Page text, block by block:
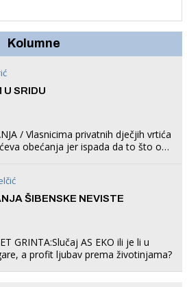
Kolumne
U SRIDU
/ Vlasnicima privatnih dječjih vrtića
obećanja jer ispada da to što oni
ŠIBENSKE NEVISTE
GRINTA:Slučaj AS EKO ili je li u
a profit ljubav prema životinjama?